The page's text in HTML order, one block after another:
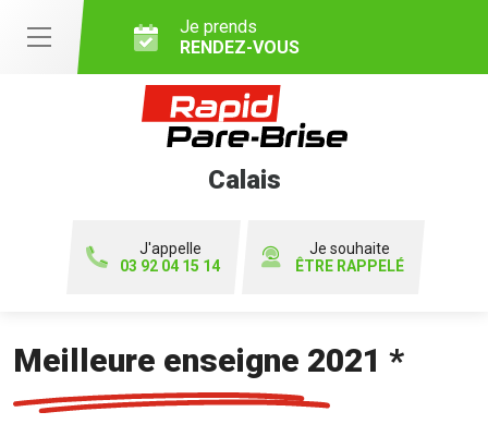
Je prends
RENDEZ-VOUS
Calais
J'appelle
03 92 04 15 14
Je souhaite
ÊTRE RAPPELÉ
Meilleure enseigne 2021 *